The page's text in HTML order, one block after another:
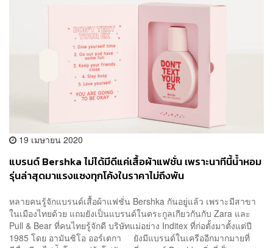
19 เมษายน 2020
แบรนด์ Bershka ไม่ได้มีดีแค่เสื้อผ้าแฟชั่น เพราะนาทีนี้น้ำหอม
รุ่นล่าสุดมาแรงแซงทุกโค้งในราคาไม่ถึงพัน
หลายคนรู้จักแบรนด์เสื้อผ้าแฟชั่น Bershka กันอยู่แล้ว เพราะมีสาขา
ในเมืองไทยด้วย แถมยังเป็นแบรนด์ในตระกูลเกียวกันกับ Zara และ
Pull & Bear ที่คนไทยรู้จักดี บริษัทแม่อย่าง Inditex ที่ก่อตั้งมาตั้งแต่ปี
1985 โดย อามันซิโอ ออร์เตกา ยังมีแบรนด์ในเครืออีกมากมายที่